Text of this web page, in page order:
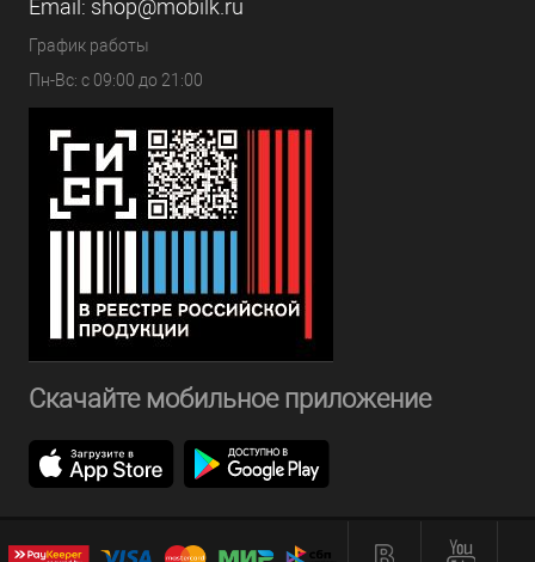
Email: shop@mobilk.ru
График работы
Пн-Вс: с 09:00 до 21:00
Скачайте мобильное приложение